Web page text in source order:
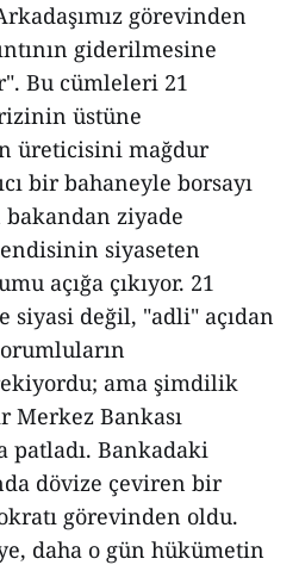
görevinden
giderilmesine
Bu cümleleri 21
üstüne
üreticisini mağdur
bir bahaneyle borsayı
ziyade
siyaseten
açığa çıkıyor. 21
siyasi değil, "adli" açıdan
ama şimdilik
Merkez Bankası
patladı. Bankadaki
dövize çeviren bir
görevinden oldu.
daha o gün hükümetin